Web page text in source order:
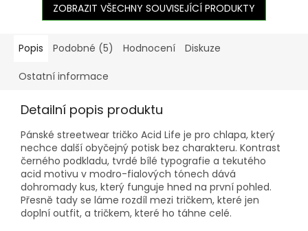
ZOBRAZIT VŠECHNY SOUVISEJÍCÍ PRODUKTY
Popis Podobné (5) Hodnocení Diskuze
Ostatní informace
Detailní popis produktu
Pánské streetwear tričko Acid Life je pro chlapa, který
nechce další obyčejný potisk bez charakteru. Kontrast
černého podkladu, tvrdé bílé typografie a tekutého
acid motivu v modro-fialových tónech dává
dohromady kus, který funguje hned na první pohled.
Přesně tady se láme rozdíl mezi tričkem, které jen
doplní outfit, a tričkem, které ho táhne celé.